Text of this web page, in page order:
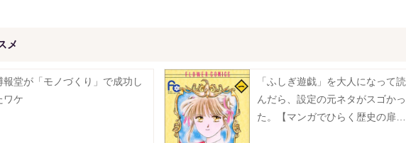
メ
報堂が「モノづくり」で成功し
ワケ
「ふしぎ遊戯」を大人になって読
んだら、設定の元ネタがスゴかっ
た。【マンガでひらく歴史の扉